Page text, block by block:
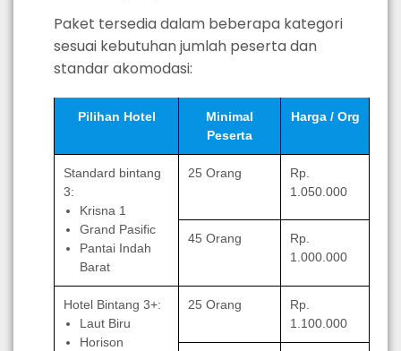
Paket tersedia dalam beberapa kategori
sesuai kebutuhan jumlah peserta dan
standar akomodasi:
Pilihan Hotel
Minimal
Peserta
Harga / Org
Standard bintang
3:
Krisna 1
Grand Pasific
Pantai Indah
Barat
25 Orang
Rp.
1.050.000
45 Orang
Rp.
1.000.000
Hotel Bintang 3+:
Laut Biru
Horison
25 Orang
Rp.
1.100.000